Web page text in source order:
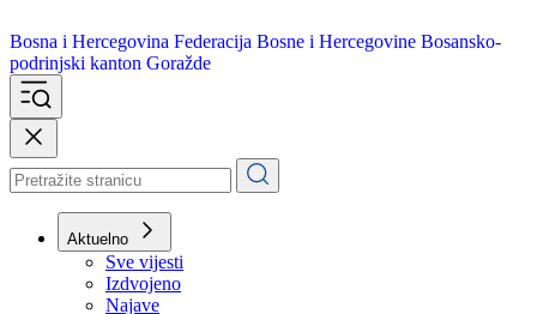
Bosna i Hercegovina
podrinjski kanton Goražde
Aktuelno